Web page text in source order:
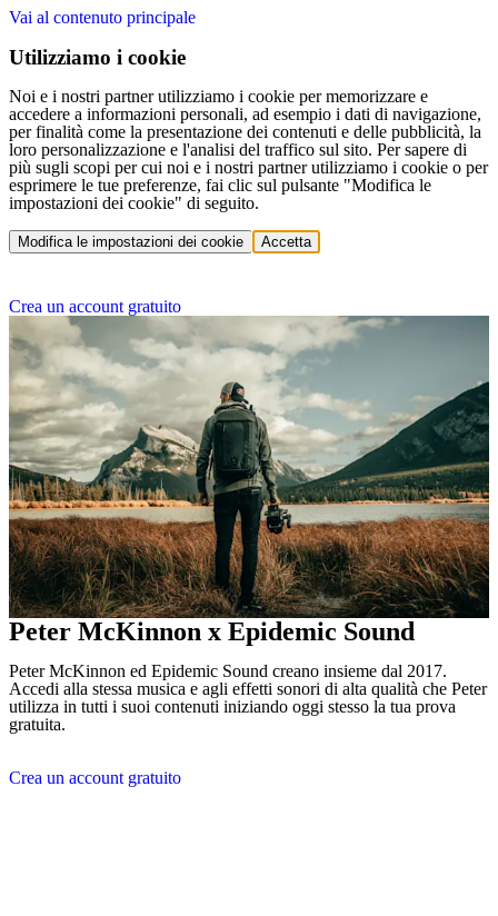
Vai al contenuto principale
Utilizziamo i cookie
Noi e i nostri partner utilizziamo i cookie per memorizzare e
accedere a informazioni personali, ad esempio i dati di navigazione,
per finalità come la presentazione dei contenuti e delle pubblicità, la
loro personalizzazione e l'analisi del traffico sul sito. Per sapere di
più sugli scopi per cui noi e i nostri partner utilizziamo i cookie o per
esprimere le tue preferenze, fai clic sul pulsante "Modifica le
impostazioni dei cookie" di seguito.
Modifica le impostazioni dei cookie Accetta
Crea un account gratuito
Peter McKinnon x Epidemic Sound
Peter McKinnon ed Epidemic Sound creano insieme dal 2017.
Accedi alla stessa musica e agli effetti sonori di alta qualità che Peter
utilizza in tutti i suoi contenuti iniziando oggi stesso la tua prova
gratuita.
Crea un account gratuito